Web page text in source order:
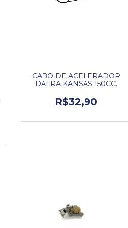
CABO DE ACELERADOR
DAFRA KANSAS 150CC.
R$32,90